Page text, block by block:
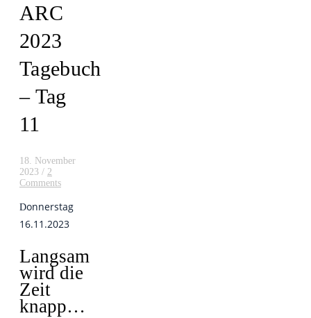
ARC
2023
Tagebuch
– Tag
11
18. November
2023 / 2
Comments
Donnerstag
16.11.2023
Langsam
wird die
Zeit
knapp…